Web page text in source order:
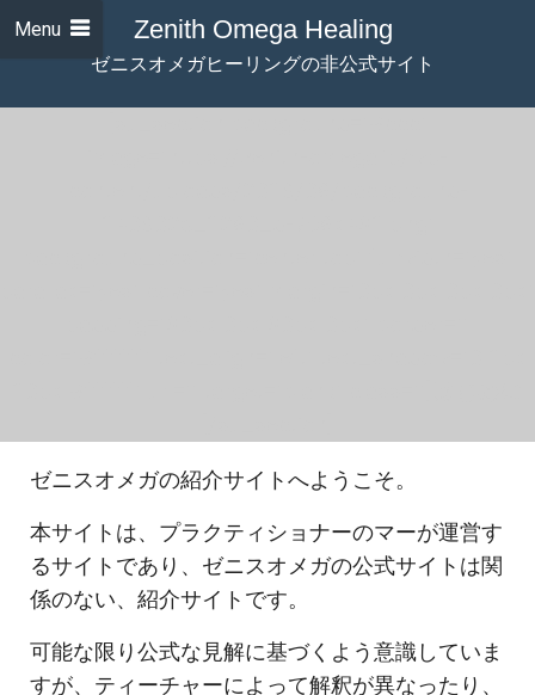
Zenith Omega Healing
ゼニスオメガヒーリングの非公式サイト
Menu
ゼニスオメガの紹介サイトへようこそ。
本サイトは、プラクティショナーのマーが運営す
るサイトであり、ゼニスオメガの公式サイトは関
係のない、紹介サイトです。
可能な限り公式な見解に基づくよう意識していま
すが、ティーチャーによって解釈が異なったり、